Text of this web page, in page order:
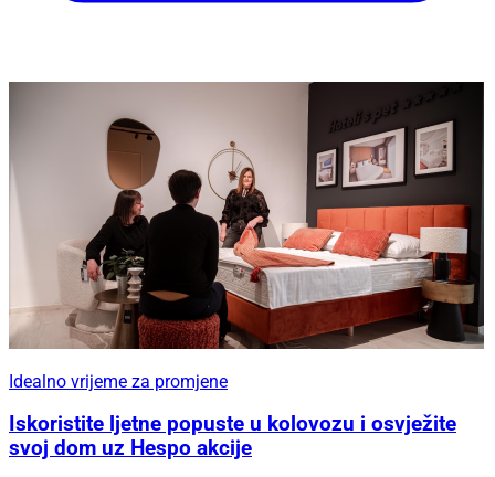
Idealno vrijeme za promjene
Iskoristite ljetne popuste u kolovozu i osvježite
svoj dom uz Hespo akcije